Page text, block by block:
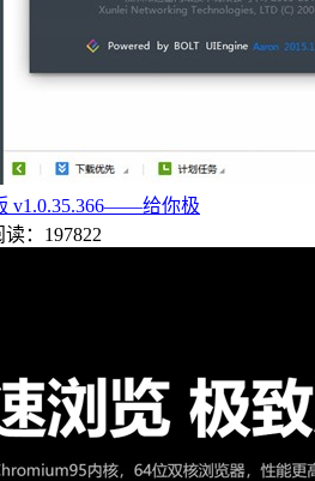
v1.0.35.366——给你极
读：197822